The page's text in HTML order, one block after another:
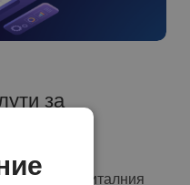
за
трейдър на
В дигиталния